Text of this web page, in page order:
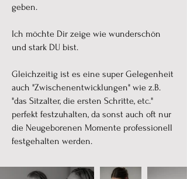
geben.
Ich möchte Dir zeige wie wunderschön
und stark DU bist.
Gleichzeitig ist es eine super Gelegenheit
auch "Zwischenentwicklungen" wie z.B.
"das Sitzalter, die ersten Schritte, etc."
perfekt festzuhalten, da sonst auch oft nur
die Neugeborenen Momente professionell
festgehalten werden.